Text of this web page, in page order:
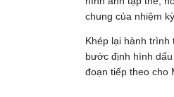
chung của nhiệm kỳ.
Khép lại hành trình
bước định hình
đoạn tiếp theo cho